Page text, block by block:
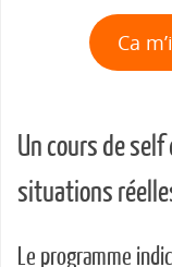
Ca
Un cours de
situations
Le programme